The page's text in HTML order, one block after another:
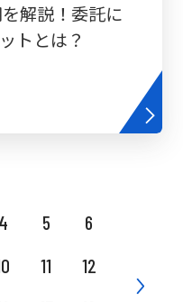
解説！委託に
トとは？
4 5
6
11
12